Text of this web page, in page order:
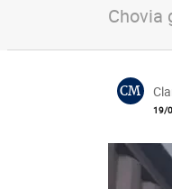
Chovia
CM
19/